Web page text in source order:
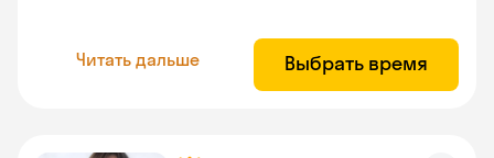
Читать дальше Выбрать время